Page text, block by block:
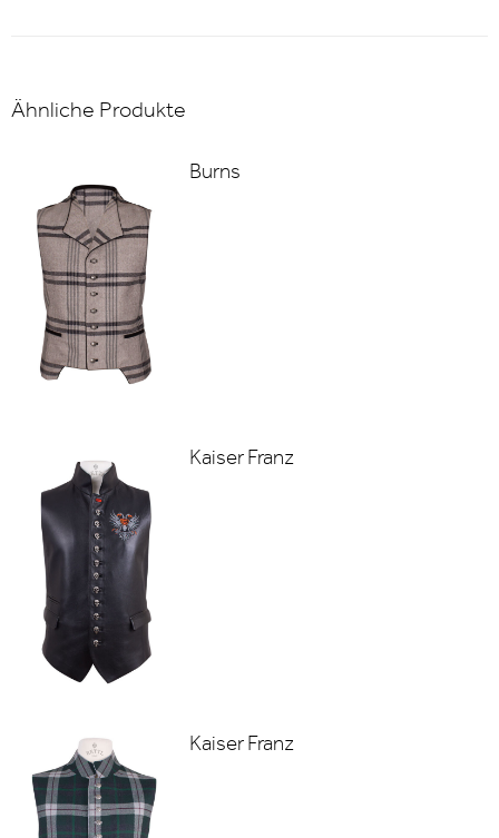
Ähnliche Produkte
Burns
Kaiser Franz
Kaiser Franz